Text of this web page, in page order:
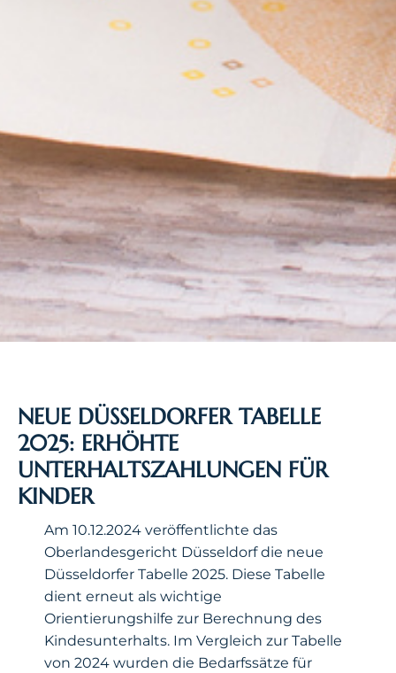
NEUE DÜSSELDORFER TABELLE
2025: ERHÖHTE
UNTERHALTSZAHLUNGEN FÜR
KINDER
Am 10.12.2024 veröffentlichte das
Oberlandesgericht Düsseldorf die neue
Düsseldorfer Tabelle 2025. Diese Tabelle
dient erneut als wichtige
Orientierungshilfe zur Berechnung des
Kindesunterhalts. Im Vergleich zur Tabelle
von 2024 wurden die Bedarfssätze für